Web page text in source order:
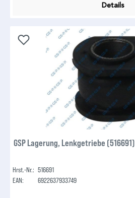
Details
GSP Lagerung, Lenkgetriebe (516691)
Hrst.-Nr.: 516691
EAN:
6922637933749